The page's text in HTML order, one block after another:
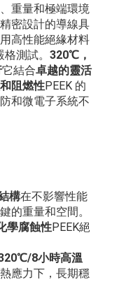
重量和極端環境
密設計的導線具
高性能絕緣材料
測試。 320℃，
它結合卓越的靈活
阻燃性PEEK 的
和微電子系統不
構在不影響性能
的重量和空間。
學腐蝕性PEEK絕
8小時高溫
應力下，長期穩